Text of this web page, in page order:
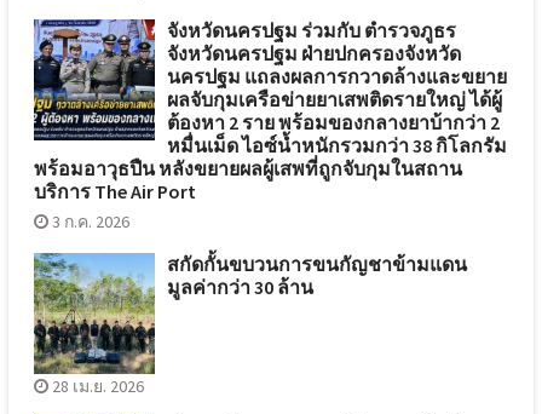
จังหวัดนครปฐม ร่วมกับ ตำรวจภูธร
จังหวัดนครปฐม ฝ่ายปกครองจังหวัด
นครปฐม แถลงผลการกวาดล้างและขยาย
ผลจับกุมเครือข่ายยาเสพติดรายใหญ่ ได้ผู้
ต้องหา 2 ราย พร้อมของกลางยาบ้ากว่า 2
หมื่นเม็ด ไอซ์น้ำหนักรวมกว่า 38 กิโลกรัม
พร้อมอาวุธปืน หลังขยายผลผู้เสพที่ถูกจับกุมในสถาน
บริการ The Air Port
3 ก.ค. 2026
สกัดกั้นขบวนการขนกัญชาข้ามแดน
มูลค่ากว่า 30 ล้าน
28 เม.ย. 2026